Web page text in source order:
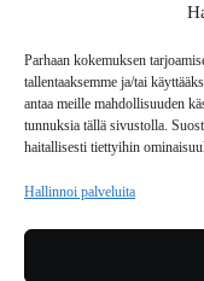
Parhaan kokemuksen
tallentaaksemme ja/tai
antaa meille mahdollisuuden
tunnuksia tällä sivustolla.
haitallisesti tiettyihin
Hallinnoi palveluita
UUTISKIRJE
MAINOSTAJILLE
VASTAMAINOKSET
JAKELUPAIKAT
REKISTERISELOSTE
TILAUKSEN